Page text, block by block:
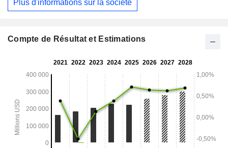
Plus d'informations sur la société
Compte de Résultat et Estimations